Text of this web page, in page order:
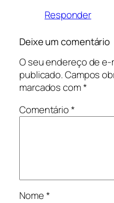
Responder
Deixe um comentário
O seu endereço de e-
publicado.Campos
marcados com*
Comentário*
Nome*